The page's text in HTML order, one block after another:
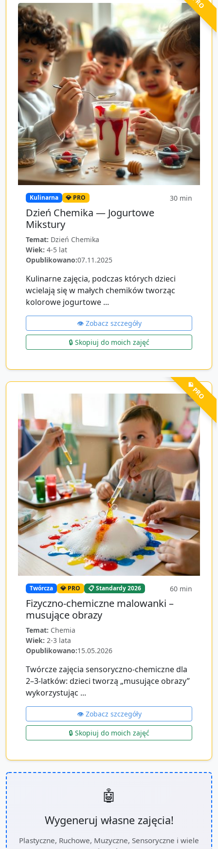
Kulinarna 💎 PRO 30 min
Dzień Chemika — Jogurtowe
Mikstury
Temat: Dzień Chemika
Wiek: 4-5 lat
Opublikowano:07.11.2025
Kulinarne zajęcia, podczas których dzieci
wcielają się w małych chemików tworząc
kolorowe jogurtowe ...
👁️ Zobacz szczegóły
🔒 Skopiuj do moich zajęć
💎 PRO
Twórcza 💎 PRO 📋 Standardy 2026 60 min
Fizyczno‑chemiczne malowanki –
musujące obrazy
Temat: Chemia
Wiek: 2-3 lata
Opublikowano:15.05.2026
Twórcze zajęcia sensoryczno‑chemiczne dla
2–3‑latków: dzieci tworzą „musujące obrazy”
wykorzystując ...
👁️ Zobacz szczegóły
🔒 Skopiuj do moich zajęć
🤖
Wygeneruj własne zajęcia!
Plastyczne, Ruchowe, Muzyczne, Sensoryczne i wiele